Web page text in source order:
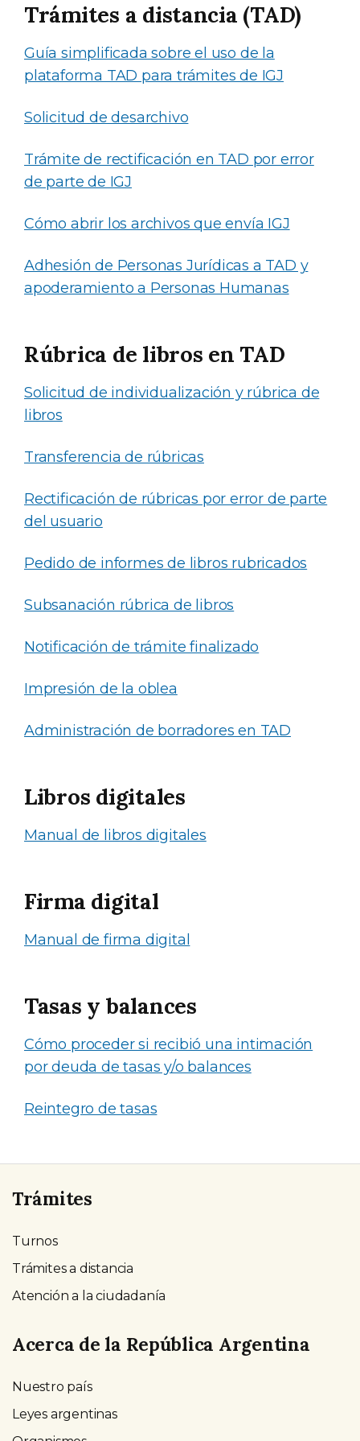
Trámites a distancia (TAD)
Guía simplificada sobre el uso de la
plataforma TAD para trámites de IGJ
Solicitud de desarchivo
Trámite de rectificación en TAD por error
de parte de IGJ
Cómo abrir los archivos que envía IGJ
Adhesión de Personas Jurídicas a TAD y
apoderamiento a Personas Humanas
Rúbrica de libros en TAD
Solicitud de individualización y rúbrica de
libros
Transferencia de rúbricas
Rectificación de rúbricas por error de parte
del usuario
Pedido de informes de libros rubricados
Subsanación rúbrica de libros
Notificación de trámite finalizado
Impresión de la oblea
Administración de borradores en TAD
Libros digitales
Manual de libros digitales
Firma digital
Manual de firma digital
Tasas y balances
Cómo proceder si recibió una intimación
por deuda de tasas y/o balances
Reintegro de tasas
Trámites
Turnos
Trámites a distancia
Atención a la ciudadanía
Acerca de la República Argentina
Nuestro país
Leyes argentinas